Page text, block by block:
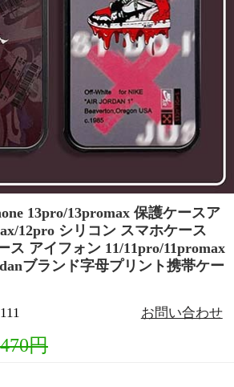
13pro/13promax 保護ケースア
12pro シリコン スマホケース
ス アイフォン 11/11pro/11promax
ブランド字母プリント携帯ケー
お問い合わせ
円